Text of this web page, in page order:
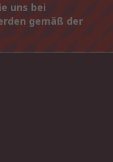
uns bei
gemäß der